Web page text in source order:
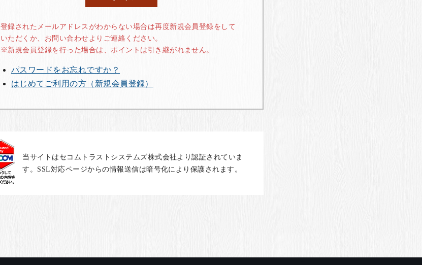
登録されたメールアドレスがわからない場合は再度新規会員登録をして
いただくか、お問い合わせよりご連絡ください。
※新規会員登録を行った場合は、ポイントは引き継がれません。
パスワードをお忘れですか？
はじめてご利用の方（新規会員登録）
当サイトはセコムトラストシステムズ株式会社より認証されていま
す。SSL対応ページからの情報送信は暗号化により保護されます。